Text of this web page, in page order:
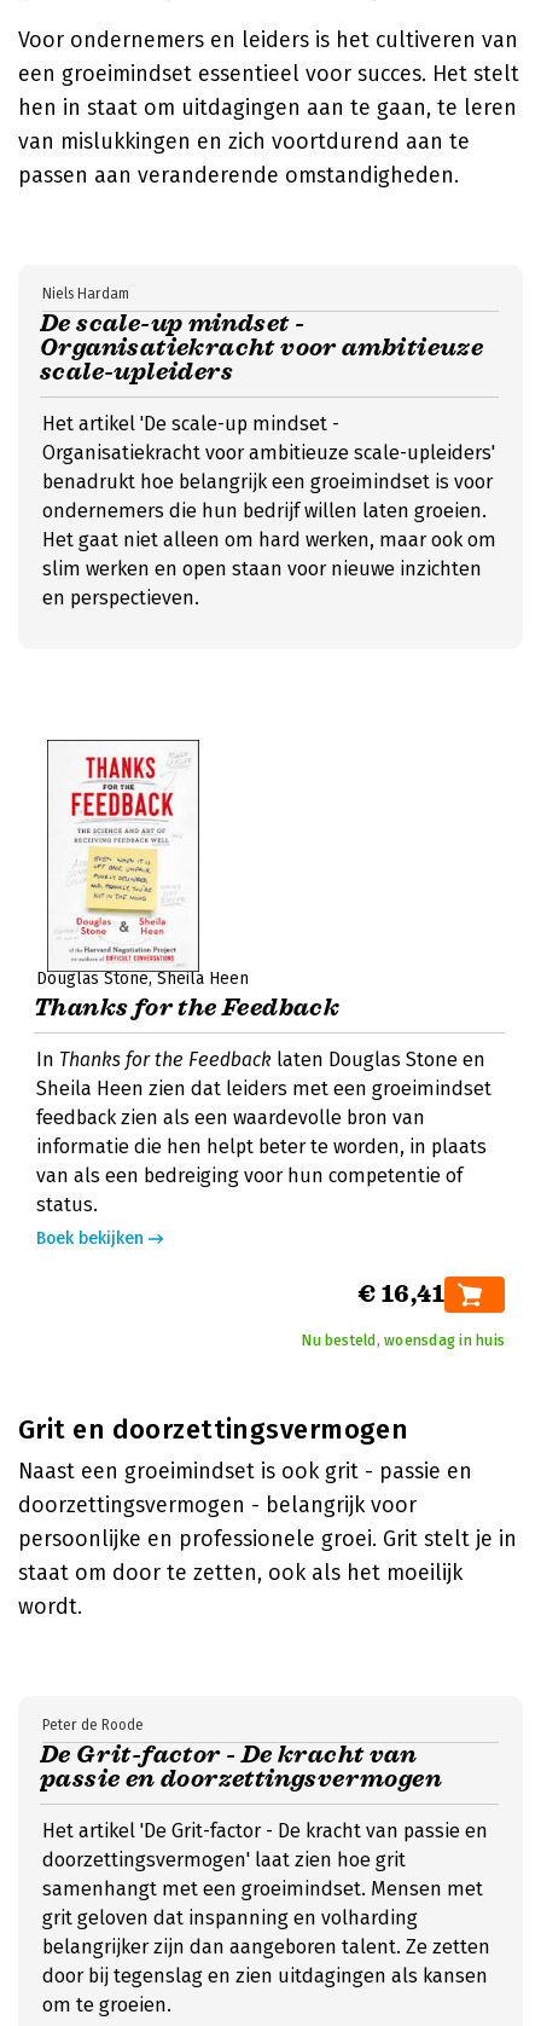
Voor ondernemers en leiders is het cultiveren van
een groeimindset essentieel voor succes. Het stelt
hen in staat om uitdagingen aan te gaan, te leren
van mislukkingen en zich voortdurend aan te
passen aan veranderende omstandigheden.
De scale-up mindset -
Organisatiekracht voor ambitieuze
scale-upleiders
Niels Hardam
Het artikel 'De scale-up mindset -
Organisatiekracht voor ambitieuze scale-upleiders'
benadrukt hoe belangrijk een groeimindset is voor
ondernemers die hun bedrijf willen laten groeien.
Het gaat niet alleen om hard werken, maar ook om
slim werken en open staan voor nieuwe inzichten
en perspectieven.
Douglas Stone Sheila Heen
Thanks for the Feedback
In Thanks for the Feedback laten Douglas Stone en
Sheila Heen zien dat leiders met een groeimindset
feedback zien als een waardevolle bron van
informatie die hen helpt beter te worden, in plaats
van als een bedreiging voor hun competentie of
status.
Boek bekijken
€ 16,41
Nu besteld, woensdag in huis
Grit en doorzettingsvermogen
Naast een groeimindset is ook grit - passie en
doorzettingsvermogen - belangrijk voor
persoonlijke en professionele groei. Grit stelt je in
staat om door te zetten, ook als het moeilijk
wordt.
De Grit-factor - De kracht van
passie en doorzettingsvermogen
Peter de Roode
Het artikel 'De Grit-factor - De kracht van passie en
doorzettingsvermogen' laat zien hoe grit
samenhangt met een groeimindset. Mensen met
grit geloven dat inspanning en volharding
belangrijker zijn dan aangeboren talent. Ze zetten
door bij tegenslag en zien uitdagingen als kansen
om te groeien.